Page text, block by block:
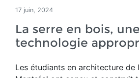
17 juin, 2024
La serre en bois, une
technologie
Les étudiants en architecture de